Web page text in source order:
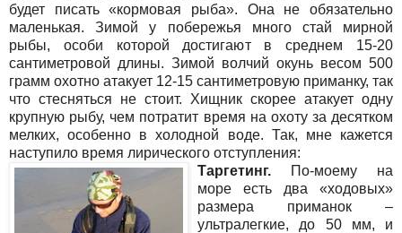
будет писать «кормовая рыба». Она не обязательно
маленькая. Зимой у побережья много стай мирной
рыбы, особи которой достигают в среднем 15-20
сантиметровой длины. Зимой волчий окунь весом 500
грамм охотно атакует 12-15 сантиметровую приманку, так
что стесняться не стоит. Хищник скорее атакует одну
крупную рыбу, чем потратит время на охоту за десятком
мелких, особенно в холодной воде. Так, мне кажется
наступило время лирического отступления:
Таргетинг. По-моему на
море есть два «ходовых»
размера приманок –
ультралегкие, до 50 мм, и